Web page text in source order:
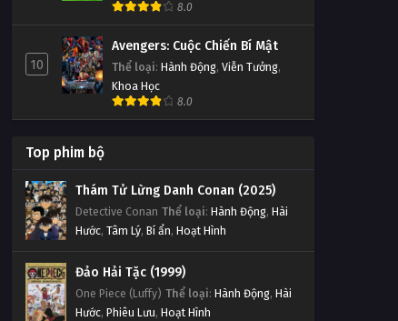
8.0
10
Avengers: Cuộc Chiến Bí Mật
Thể loại: Hành Động, Viễn Tưởng,
Khoa Học
8.0
Top phim bộ
Thám Tử Lừng Danh Conan (2025)
Detective Conan Thể loại: Hành Động, Hài
Hước, Tâm Lý, Bí ẩn, Hoạt Hình
Đảo Hải Tặc (1999)
One Piece (Luffy) Thể loại: Hành Động, Hài
Hước, Phiêu Lưu, Hoạt Hình